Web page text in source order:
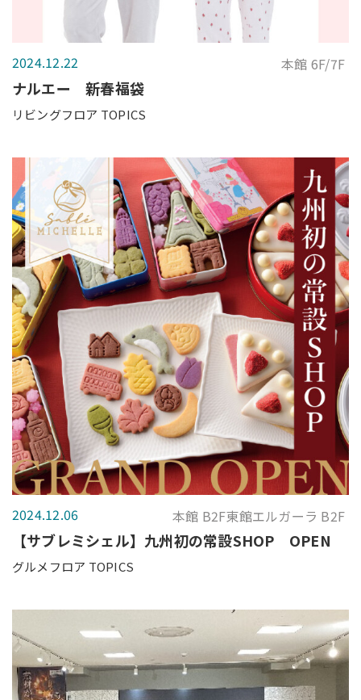
2024.12.22 本館 6F/7F
ナルエー 新春福袋
リビングフロア TOPICS
2024.12.06 本館 B2F東館エルガーラ B2F
【サブレミシェル】九州初の常設SHOP OPEN
グルメフロア TOPICS